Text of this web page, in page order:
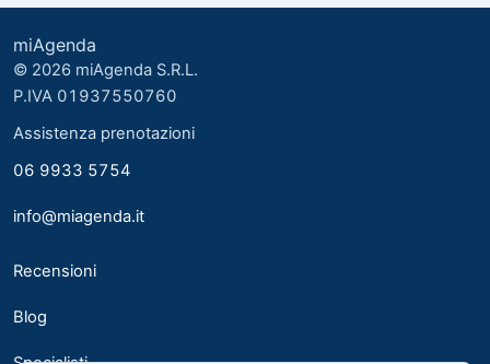
Biologo nutrizionista 13
Cardiologia
Chirurgia Generale
6
miAgenda
© 2026 miAgenda S.R.L.
P.IVA 01937550760
Assistenza prenotazioni
06 9933 5754
info@miagenda.it
Recensioni
Blog